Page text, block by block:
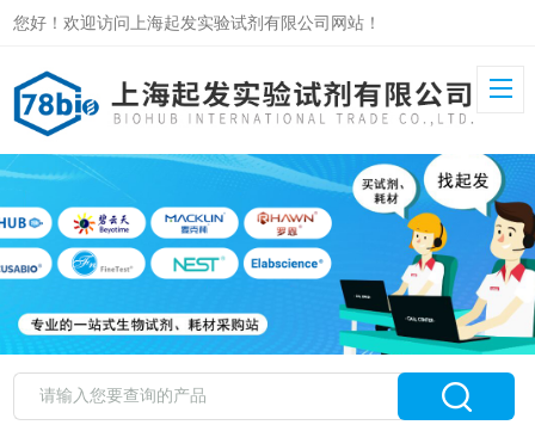
您好！欢迎访问上海起发实验试剂有限公司网站！